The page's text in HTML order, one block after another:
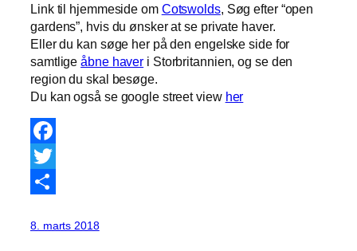
Link til hjemmeside om Cotswolds, Søg efter “open
gardens”, hvis du ønsker at se private haver.
Eller du kan søge her på den engelske side for
samtligeåbne haver i Storbritannien, og se den
region du skal besøge.
Du kan også se google street view her
Facebook
Twitter
8. marts 2018